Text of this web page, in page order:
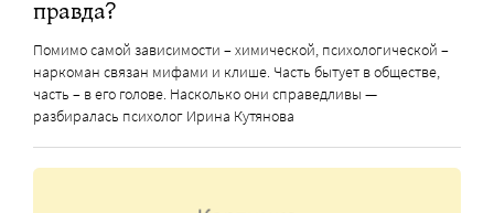
правда?
Помимо самой зависимости – химической, психологической –
наркоман связан мифами и клише. Часть бытует в обществе,
часть – в его голове. Насколько они справедливы —
разбиралась психолог Ирина Кутянова